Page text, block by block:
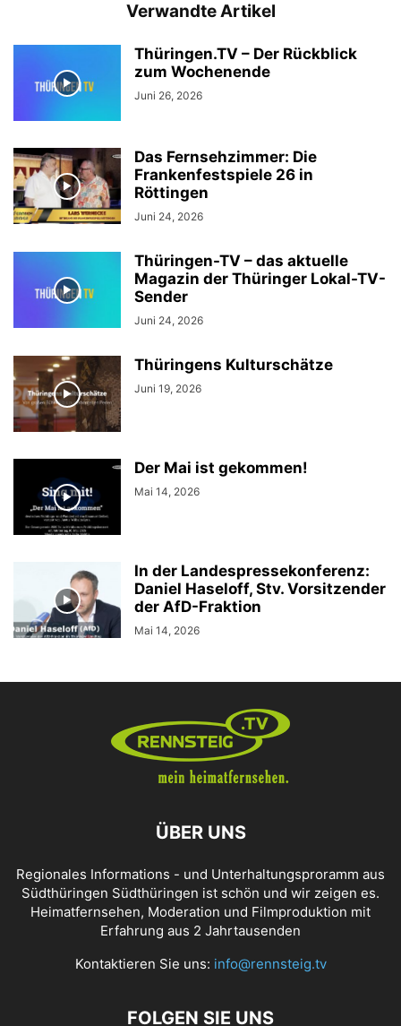
Verwandte Artikel
Thüringen.TV – Der Rückblick
zum Wochenende
Juni 26, 2026
Das Fernsehzimmer: Die
Frankenfestspiele 26 in
Röttingen
Juni 24, 2026
Thüringen-TV – das aktuelle
Magazin der Thüringer Lokal-TV-
Sender
Juni 24, 2026
Thüringens Kulturschätze
Juni 19, 2026
Der Mai ist gekommen!
Mai 14, 2026
In der Landespressekonferenz:
Daniel Haseloff, Stv. Vorsitzender
der AfD-Fraktion
Mai 14, 2026
ÜBER UNS
Regionales Informations - und Unterhaltungsproramm aus
Südthüringen Südthüringen ist schön und wir zeigen es.
Heimatfernsehen, Moderation und Filmproduktion mit
Erfahrung aus 2 Jahrtausenden
Kontaktieren Sie uns: info@rennsteig.tv
FOLGEN SIE UNS